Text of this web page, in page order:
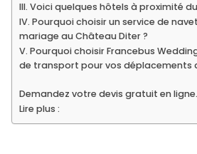
III. Voici quelques hôtels à proximité
IV. Pourquoi choisir un service de
mariage au Château Diter ?
V. Pourquoi choisir Francebus
de transport pour vos déplacements
Demandez votre devis gratuit en ligne.
Lire plus :